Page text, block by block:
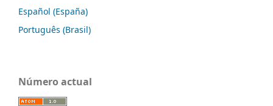
Español (España)
Português (Brasil)
Número actual